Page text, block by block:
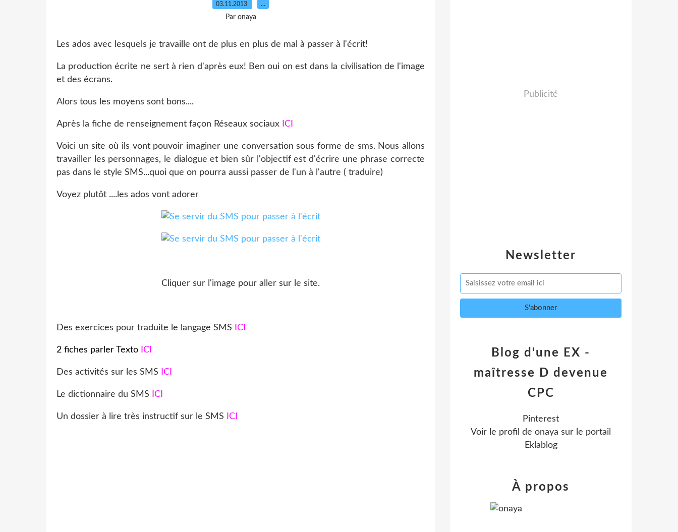
03.11.2013 …
Par onaya
Les ados avec lesquels je travaille ont de plus en plus de mal à passer à l'écrit!
La production écrite ne sert à rien d'après eux! Ben oui on est dans la civilisation de l'image
et des écrans.
Alors tous les moyens sont bons....
Après la fiche de renseignement façon Réseaux sociaux ICI
Voici un site où ils vont pouvoir imaginer une conversation sous forme de sms. Nous allons
travailler les personnages, le dialogue et bien sûr l'objectif est d'écrire une phrase correcte
pas dans le style SMS...quoi que on pourra aussi passer de l'un à l'autre ( traduire)
Voyez plutôt ....les ados vont adorer
Cliquer sur l'image pour aller sur le site.
Des exercices pour traduite le langage SMS ICI
2 fiches parler Texto ICI
Des activités sur les SMS ICI
Le dictionnaire du SMS ICI
Un dossier à lire très instructif sur le SMS ICI
Newsletter
Publicité
Blog d'une EX -
maîtresse D devenue
CPC
Pinterest
Voir le profil de onaya sur le portail
Eklablog
À propos